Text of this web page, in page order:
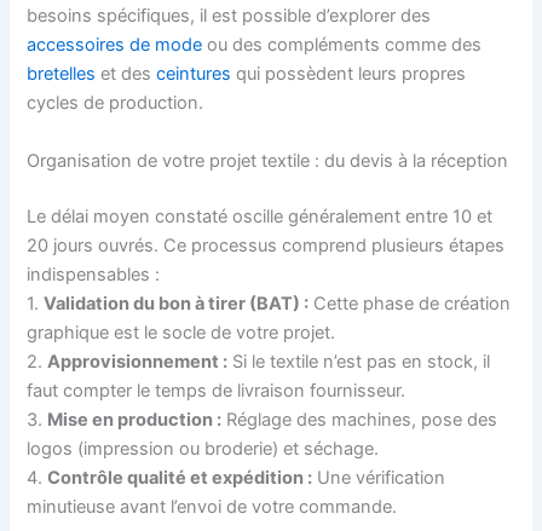
besoins spécifiques, il est possible d’explorer des
accessoires de mode ou des compléments comme des
bretelles et desceintures qui possèdent leurs propres
cycles de production.
Organisation de votre projet textile : du devis à la réception
Le délai moyen constaté oscille généralement entre 10 et
20 jours ouvrés. Ce processus comprend plusieurs étapes
indispensables :
1.Validation du bon à tirer (BAT) : Cette phase de création
graphique est le socle de votre projet.
2. Approvisionnement : Si le textile n’est pas en stock, il
faut compter le temps de livraison fournisseur.
3. Mise en production : Réglage des machines, pose des
logos (impression ou broderie) et séchage.
4.Contrôle qualité et expédition : Une vérification
minutieuse avant l’envoi de votre commande.